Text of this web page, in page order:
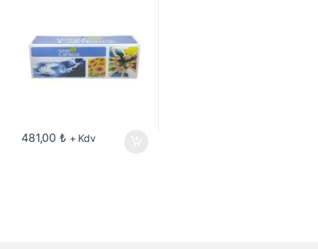
481,00₺ + Kdv